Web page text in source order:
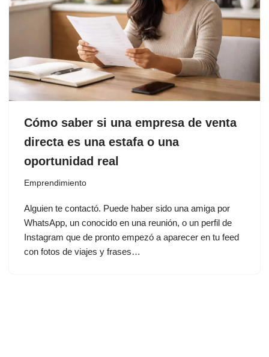
Cómo saber si una empresa de venta
directa es una estafa o una
oportunidad real
Emprendimiento
Alguien te contactó. Puede haber sido una amiga por
WhatsApp, un conocido en una reunión, o un perfil de
Instagram que de pronto empezó a aparecer en tu feed
con fotos de viajes y frases…